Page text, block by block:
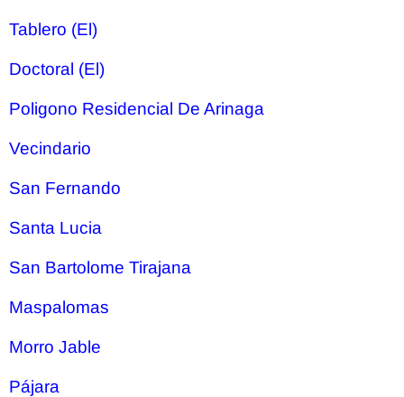
Tablero (El)
Doctoral (El)
Poligono Residencial De Arinaga
Vecindario
San Fernando
Santa Lucia
San Bartolome Tirajana
Maspalomas
Morro Jable
Pájara